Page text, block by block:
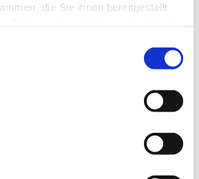
die Sie ihnen bereitgestellt